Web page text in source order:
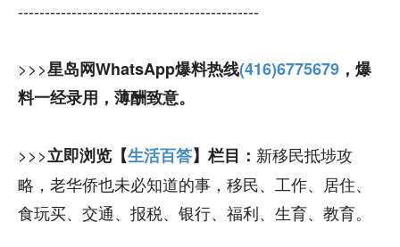
---------------------------------------------
>>>星岛网WhatsApp爆料热线(416)6775679 ，爆
料一经录用，薄酬致意。
>>>立即浏览【生活百答】栏目： 新移民抵埗攻
略，老华侨也未必知道的事，移民、工作、居住、
食玩买、交通、报税、银行、福利、生育、教育。